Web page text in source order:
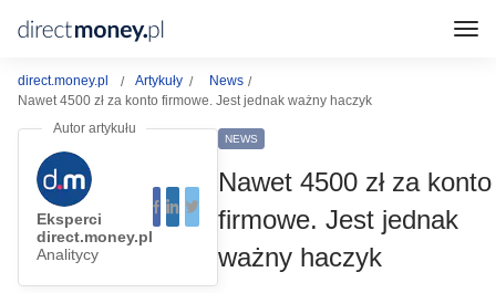
direct.money.pl Artykuły
News
Nawet 4500 zł za konto firmowe. Jest jednak ważny haczyk
Eksperci
direct.money.pl
Analitycy
NEWS
Nawet 4500 zł za konto
firmowe. Jest jednak
ważny haczyk